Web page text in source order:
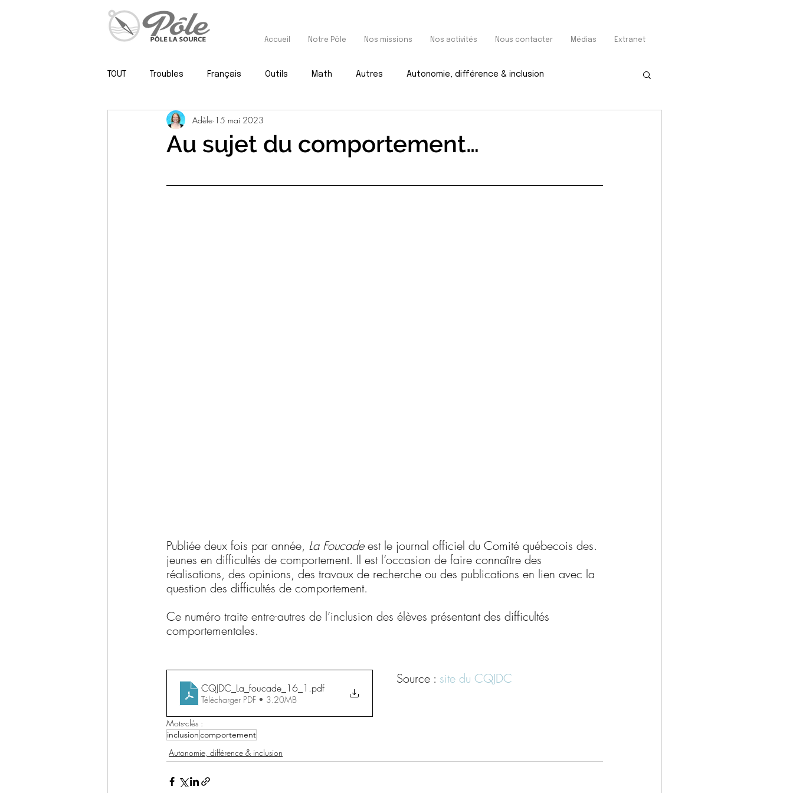
Accueil Notre Pôle Nos missions Nos activités Nous contacter Médias Extranet
TOUT Troubles Français Outils Math Autres Autonomie, différence & inclusion
Psy, neuropsy & méthodo
Au sujet du comportement…
Adèle 15 mai 2023
Publiée deux fois par année, La Foucade est le journal officiel du Comité québecois des.
jeunes en difficultés de comportement. Il est l’occasion de faire connaître des
réalisations, des opinions, des travaux de recherche ou des publications en lien avec la
question des difficultés de comportement.
Ce numéro traite entre-autres de l’inclusion des élèves présentant des difficultés
comportementales.
CQJDC_La_foucade_16_1 .pdf
Télécharger PDF • 3.20MB
Source : site du CQJDC
Mots-clés :
inclusioncomportement
Autonomie, différence & inclusion